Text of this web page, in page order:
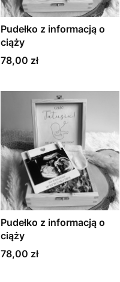
Pudełko z informacją o
ciąży
Cena
78,00 zł
Pudełko z informacją o
ciąży
Cena
78,00 zł